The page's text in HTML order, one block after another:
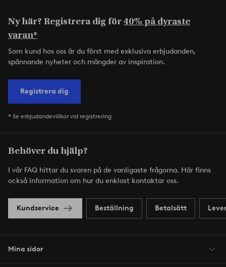
Ny här? Registrera dig för40% på dyraste
varan*
Som kund hos oss är du först med exklusiva erbjudanden,
spännande nyheter och mängder av inspiration.
Registrera dig
* Se erbjudandevillkor vid registrering
Behöver du hjälp?
I vår FAQ hittar du svaren på de vanligaste frågorna. Här finns
också information om hur du enklast kontaktar oss.
Kundservice Beställning Betalsätt
Mina sidor